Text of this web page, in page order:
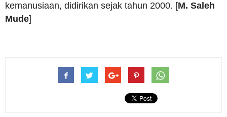
kemanusiaan, didirikan sejak tahun 2000. [M. Saleh
Mude]